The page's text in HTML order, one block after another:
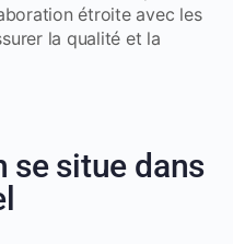
étroite avec les
la qualité et la
se situe dans